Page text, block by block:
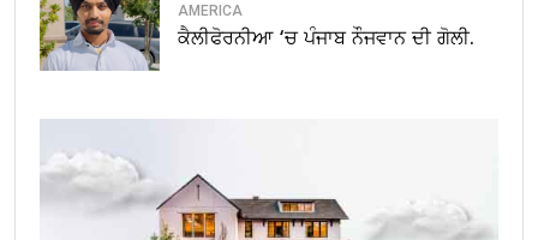
AMERICA
ਕੈਲੀਫੋਰਨੀਆ ‘ਚ ਪੰਜਾਬ ਨੌਜਵਾਨ ਦੀ ਗੋਲੀ.